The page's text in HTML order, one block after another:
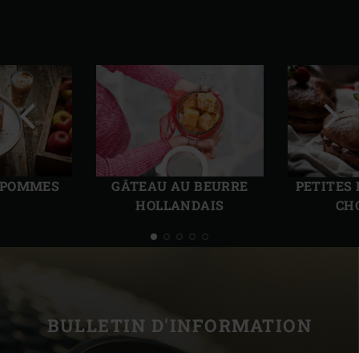
GÂTEAU AU BEURRE
HOLLANDAIS
PETITES
Diapo
BULLETIN D'INFORMATION